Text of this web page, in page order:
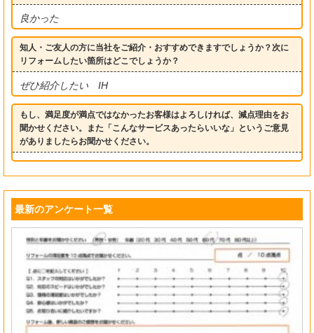
良かった
知人・ご友人の方に当社をご紹介・おすすめできますでしょうか？次に
リフォームしたい箇所はどこでしょうか？
ぜひ紹介したい IH
もし、満足度が満点ではなかったお客様はよろしければ、減点理由をお
聞かせください。また「こんなサービスあったらいいな」というご意見
がありましたらお聞かせください。
最新のアンケート一覧